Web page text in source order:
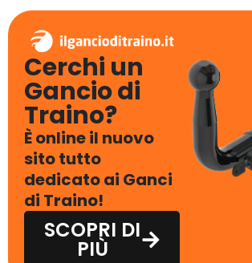
Cerchi un
Gancio di
Traino?
È online il nuovo
sito tutto
dedicato ai Ganci
di Traino!
SCOPRI DI
PIÙ